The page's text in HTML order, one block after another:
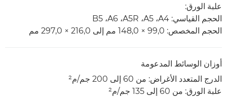
علبة الورق:
الحجم القياسي: A4‏، A5‏، A5R‏، A6‏، B5
الحجم المخصص: 99,0 ×‏ 148,0 مم إلى 216,0 ×‏ 297,0 مم
أوزان الوسائط المدعومة
الدرج المتعدد الأغراض: من 60 إلى 200 جم/م²
علبة الورق: من 60 إلى 135 جم/م²